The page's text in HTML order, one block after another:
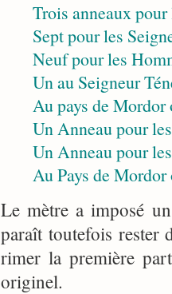
Trois anneaux
Sept pour les
Neuf pour les
Un au Seigneur
Au pays de Mordor
Un Anneau pour
Un Anneau pour
Au Pays de Mordor
Le mètre a imposé
paraît toutefois rester
rimer la première
originel.